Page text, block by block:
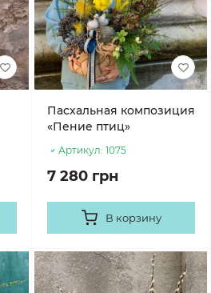
Пасхальная композиция
«Пение птиц»
Артикул: 1075
7 280 грн
В корзину